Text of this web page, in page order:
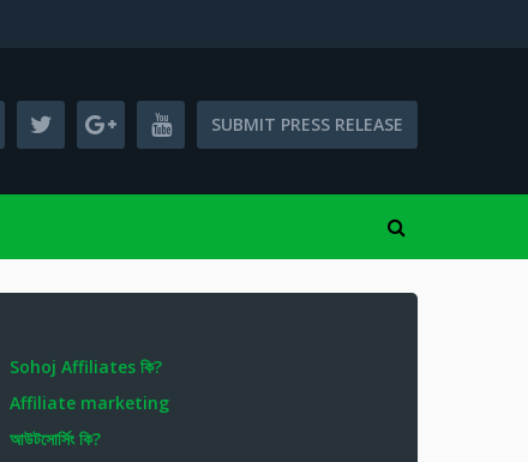
SUBMIT PRESS RELEASE
Sohoj Affiliates কি?
Affiliate marketing
আউটসোর্সিং কি?